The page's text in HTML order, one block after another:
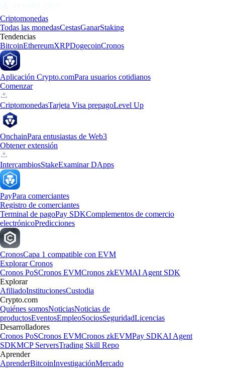
Criptomonedas
Todas las monedasCestasGanarStaking
Tendencias
BitcoinEthereumXRPDogecoinCronos
Aplicación Crypto.comPara usuarios cotidianos
Comenzar
CriptomonedasTarjeta Visa prepagoLevel Up
OnchainPara entusiastas de Web3
Obtener extensión
IntercambiosStakeExaminar DApps
PayPara comerciantes
Registro de comerciantes
Terminal de pagoPay SDKComplementos de comercio
electrónicoPredicciones
CronosCapa 1 compatible con EVM
Explorar Cronos
Cronos PoSCronos EVMCronos zkEVMAI Agent SDK
Explorar
AfiliadoInstitucionesCustodia
Crypto.com
Quiénes somosNoticiasNoticias de
productosEventosEmpleoSociosSeguridadLicencias
Desarrolladores
Cronos PoSCronos EVMCronos zkEVMPay SDKAI Agent
SDKMCP ServersTrading Skill Repo
Aprender
AprenderBitcoinInvestigaciónMercado